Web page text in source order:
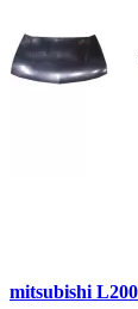
mitsubishi